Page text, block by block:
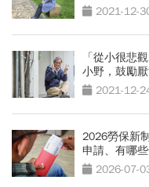
2021-12-
「從小很悲
小野，鼓勵
2021-12-
2026勞保新
申請、有哪
包 2026-07-